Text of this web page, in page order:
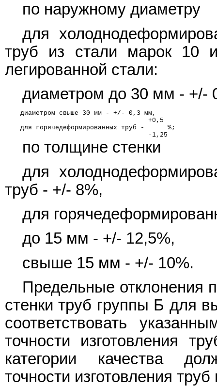
по наружному диаметру
для
труб из стали марок
легированной стали:
диаметром до 30 мм - +/-
    диаметром свыше 30 мм - +/- 0,3 мм,
                                     +0,5
    для горячедеформированных труб -      %;
                                     -1,25
по толщине стенки
для
труб - +/- 8%,
для
до 15 мм - +/- 12,5%,
свыше 15 мм - +/- 10%.
Предельные отклонения
стенки труб группы Б для
соответствовать
точности изготовления
категории качества
точности изготовления